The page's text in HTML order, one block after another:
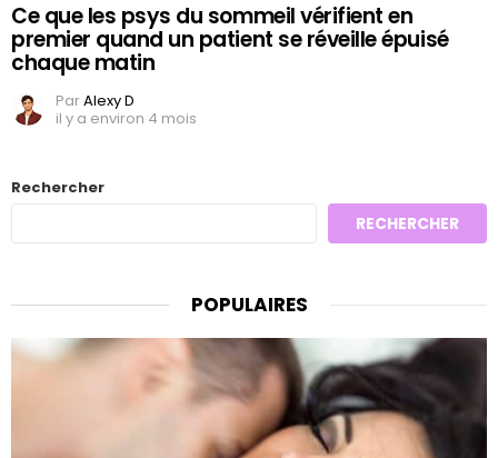
Ce que les psys du sommeil vérifient en
premier quand un patient se réveille épuisé
chaque matin
ParAlexy D
il y a environ 4 mois
Rechercher
RECHERCHER
POPULAIRES